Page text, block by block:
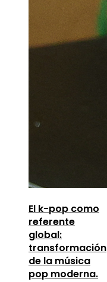
El k-pop como
referente
global:
transformación
de la música
pop moderna.